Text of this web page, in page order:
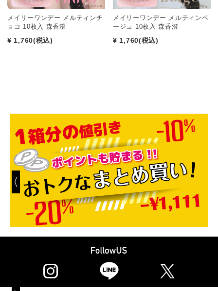
メイリーワンデー メルティンチ
ョコ 10枚入 森香澄
¥ 1,760(税込)
メイリーワンデー メルティンベ
ージュ 10枚入 森香澄
¥ 1,760(税込)